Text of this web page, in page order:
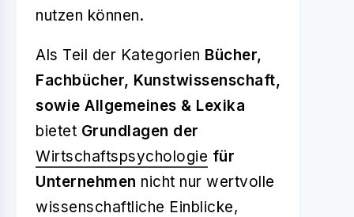
nutzen können.
Als Teil der Kategorien Bücher,
Fachbücher, Kunstwissenschaft,
sowie Allgemeines & Lexika
bietet Grundlagen der
Wirtschaftspsychologie für
Unternehmen nicht nur wertvolle
wissenschaftliche Einblicke,